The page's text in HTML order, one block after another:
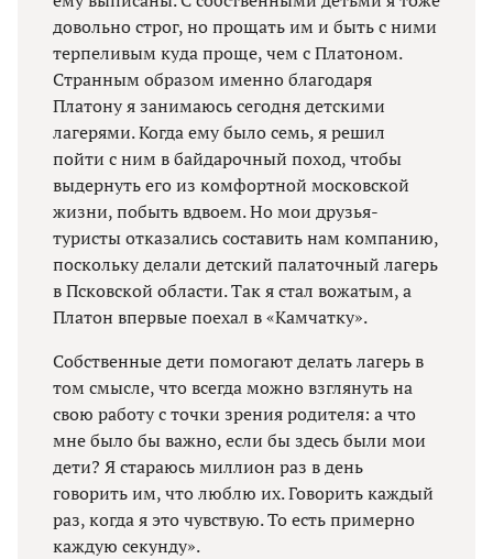
довольно строг, но прощать им и быть с ними
терпеливым куда проще, чем с Платоном.
Странным образом именно благодаря
Платону я занимаюсь сегодня детскими
лагерями. Когда ему было семь, я решил
пойти с ним в байдарочный поход, чтобы
выдернуть его из комфортной московской
жизни, побыть вдвоем. Но мои друзья-
туристы отказались составить нам компанию,
поскольку делали детский палаточный лагерь
в Псковской области. Так я стал вожатым, а
Платон впервые поехал в «Камчатку».
Собственные дети помогают делать лагерь в
том смысле, что всегда можно взглянуть на
свою работу с точки зрения родителя: а что
мне было бы важно, если бы здесь были мои
дети? Я стараюсь миллион раз в день
говорить им, что люблю их. Говорить каждый
раз, когда я это чувствую. То есть примерно
каждую секунду».